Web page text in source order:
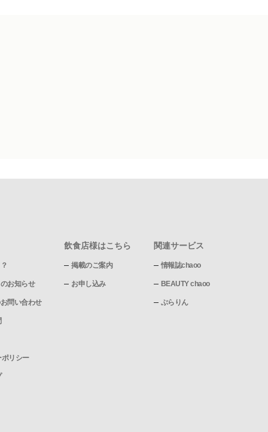
お知らせ
問い合わせ
リシー
飲食店様はこちら
掲載のご案内
お申し込み
関連サービス
情報誌chaoo
BEAUTY chaoo
ぶらりん